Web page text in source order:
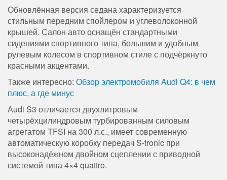
Обновлённая версия седана характеризуется
стильным передним спойлером и углеволоконной
крышей. Салон авто оснащён стандартными
сидениями спортивного типа, большим и удобным
рулевым колесом в спортивном стиле с подчёркнуто
красными акцентами.
Также интересно: Обзор электромобиля Audi Q4: в чем
плюс, а где минус
Audi S3 отличается двухлитровым
четырёхцилиндровым турбированным силовым
агрегатом TFSI на 300 л.с., имеет современную
автоматическую коробку передач S-tronic при
высоконадёжном двойном сцеплении с приводной
системой типа 4×4 quattro.